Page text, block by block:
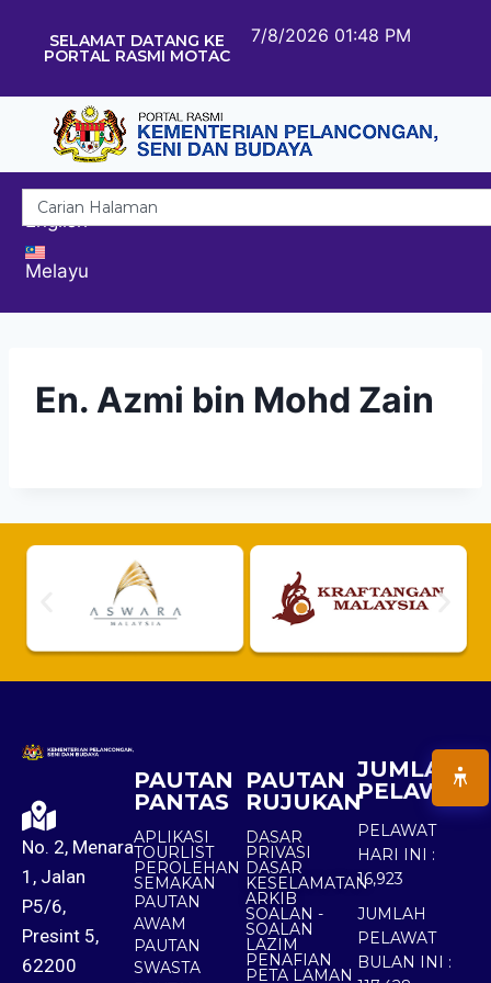
SELAMAT DATANG KE
PORTAL RASMI MOTAC
7/8/2026 01:48 PM
English
Melayu
En. Azmi bin Mohd Zain
No. 2, Menara
1, Jalan
P5/6,
Presint 5,
62200
PAUTAN
PANTAS
APLIKASI
TOURLIST
PEROLEHAN
SEMAKAN
PAUTAN
AWAM
PAUTAN
SWASTA
PAUTAN
RUJUKAN
DASAR
PRIVASI
DASAR
KESELAMATAN
ARKIB
SOALAN -
SOALAN
LAZIM
PENAFIAN
PETA LAMAN
JUMLAH
PELAWAT
PELAWAT
HARI INI :
16,923
JUMLAH
PELAWAT
BULAN INI :